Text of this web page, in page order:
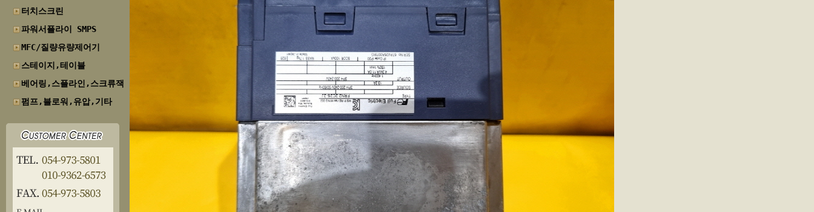
터치스크린
파워서플라이 SMPS
MFC/질량유량제어기
스테이지,테이블
베어링,스플라인,스크류잭
펌프,블로워,유압,기타